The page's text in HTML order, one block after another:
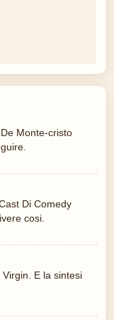
Monte-cristo
Di Comedy
cosi.
E la sintesi